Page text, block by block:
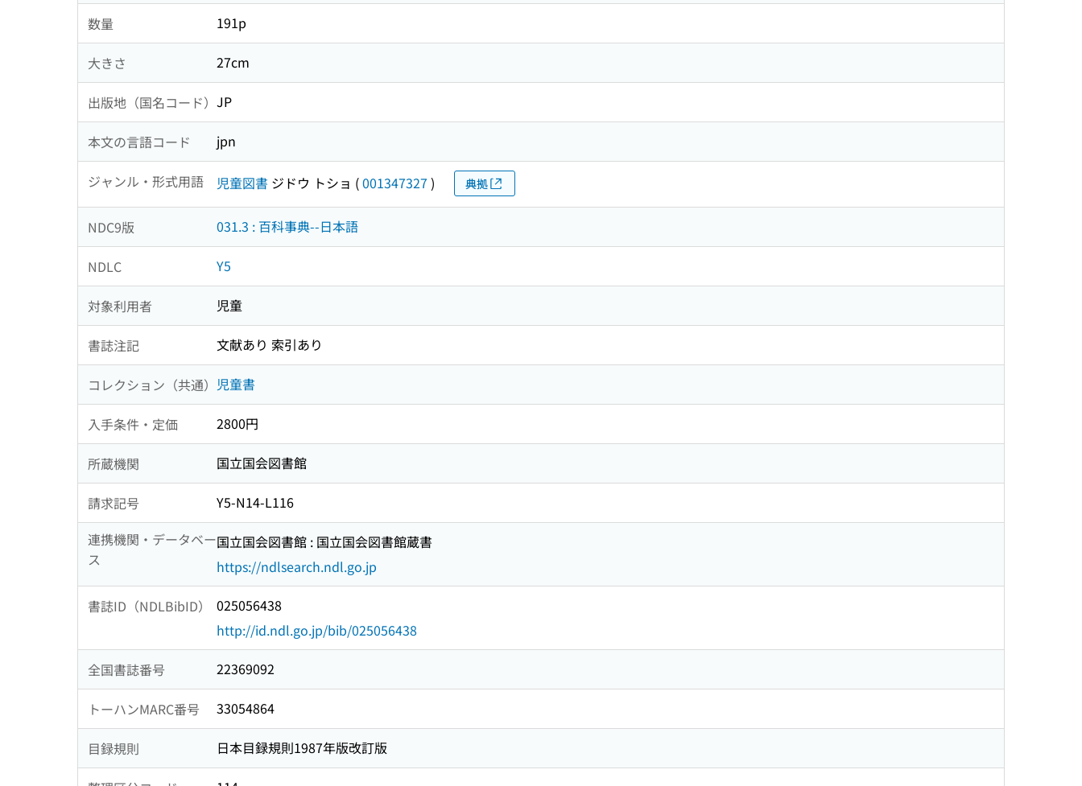
数量 191p
大きさ 27cm
出版地（国名コード） JP
本文の言語コード jpn
ジャンル・形式用語 児童図書 ジドウ トショ (001347327 ) 典拠
NDC9版 031.3 : 百科事典--日本語
NDLC Y5
対象利用者 児童
書誌注記 文献あり 索引あり
コレクション（共通） 児童書
入手条件・定価 2800円
所蔵機関 国立国会図書館
請求記号
Y5-N14-L116
連携機関・データベー
ス
国立国会図書館 : 国立国会図書館蔵書
https://ndlsearch.ndl.go.jp
書誌ID（NDLBibID）
025056438
http://id.ndl.go.jp/bib/025056438
全国書誌番号 22369092
トーハンMARC番号 33054864
目録規則 日本目録規則1987年版改訂版